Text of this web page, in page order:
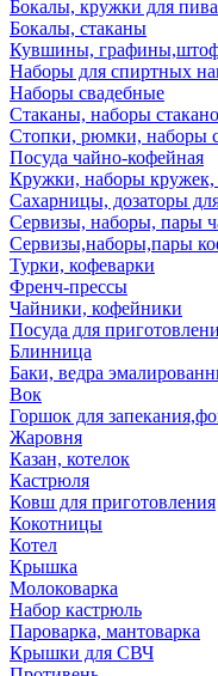
Бокалы, кружки для пива
Бокалы, стаканы
Кувшины,
Наборы для спиртных
Наборы свадебные
Стаканы, наборы
Стопки, рюмки, наборы
Посуда чайно-кофейная
Кружки, наборы
Сахарницы, дозаторы
Сервизы, наборы, пары
Сервизы,наборы,пары
Турки, кофеварки
Френч-прессы
Чайники, кофейники
Посуда для
Блинница
Баки, ведра
Вок
Горшок для
Жаровня
Казан, котелок
Кастрюля
Ковш для приготовления
Кокотницы
Котел
Крышка
Молоковарка
Набор кастрюль
Пароварка, мантоварка
Крышки для СВЧ